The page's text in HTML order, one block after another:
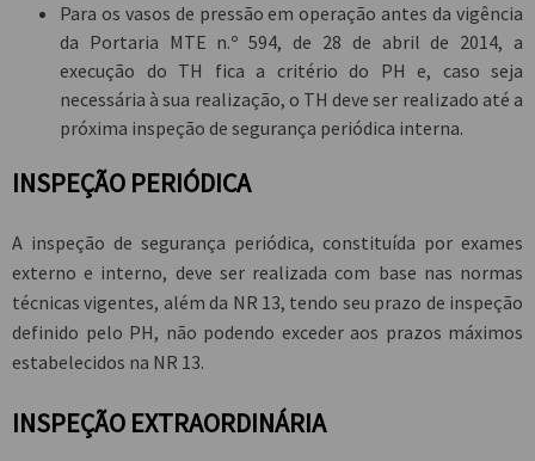
Para os vasos de pressão em operação antes da vigência
da Portaria MTE n.º 594, de 28 de abril de 2014, a
execução do TH fica a critério do PH e, caso seja
necessária à sua realização, o TH deve ser realizado até a
próxima inspeção de segurança periódica interna.
INSPEÇÃO PERIÓDICA
A inspeção de segurança periódica, constituída por exames
externo e interno, deve ser realizada com base nas normas
técnicas vigentes, além da NR 13, tendo seu prazo de inspeção
definido pelo PH, não podendo exceder aos prazos máximos
estabelecidos na NR 13.
INSPEÇÃO EXTRAORDINÁRIA